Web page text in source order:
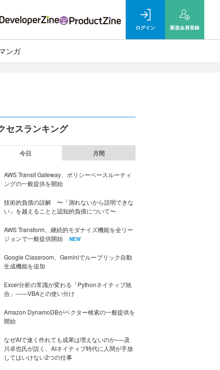
ログイン 新規会員登録
ンガ
セスランキング
今日 月間
AWS Transit Gateway、ポリシーベースルーティ
ングの一般提供を開始
技術的負債の誤解 〜「測れないから説明できな
い」を越えることと認知的負債について〜
AWS Transform、継続的モダナイズ機能を全リー
ジョンで一般提供開始
NEW
Google Classroom、Geminiでルーブリック自動
生成機能を追加
Excel分析の常識が変わる「Pythonネイティブ統
合」――VBAとの使い分け
Amazon DynamoDBがベクター検索の一般提供を
開始
なぜAIで速く作れても成果は増えないのか──及
川卓也氏が説く、AIネイティブ時代に人間が手放
してはいけない2つの仕事